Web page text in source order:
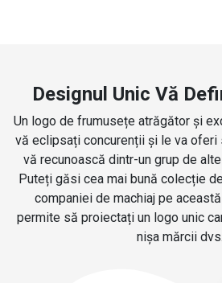
Designul Unic Vă
Un logo de frumusețe atrăgător și
vă eclipsați concurenții și le va
vă recunoască dintr-un grup de
Puteți găsi cea mai bună colecție
companiei de machiaj pe
permite să proiectați un logo unic
nișa mărcii dvs.